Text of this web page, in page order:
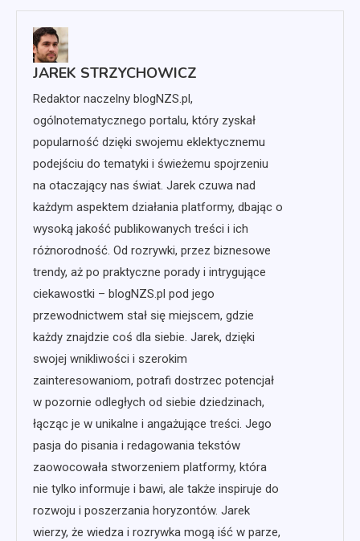
JAREK STRZYCHOWICZ
Redaktor naczelny blogNZS.pl,
ogólnotematycznego portalu, który zyskał
popularność dzięki swojemu eklektycznemu
podejściu do tematyki i świeżemu spojrzeniu
na otaczający nas świat. Jarek czuwa nad
każdym aspektem działania platformy, dbając o
wysoką jakość publikowanych treści i ich
różnorodność. Od rozrywki, przez biznesowe
trendy, aż po praktyczne porady i intrygujące
ciekawostki – blogNZS.pl pod jego
przewodnictwem stał się miejscem, gdzie
każdy znajdzie coś dla siebie. Jarek, dzięki
swojej wnikliwości i szerokim
zainteresowaniom, potrafi dostrzec potencjał
w pozornie odległych od siebie dziedzinach,
łącząc je w unikalne i angażujące treści. Jego
pasja do pisania i redagowania tekstów
zaowocowała stworzeniem platformy, która
nie tylko informuje i bawi, ale także inspiruje do
rozwoju i poszerzania horyzontów. Jarek
wierzy, że wiedza i rozrywka mogą iść w parze,